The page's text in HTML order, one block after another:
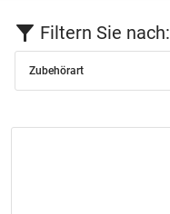
Filtern Sie nach:
Zubehörart